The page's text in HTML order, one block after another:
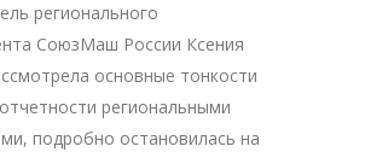
регионального
СоюзМаш России Ксения
основные тонкости
региональными
подробно остановилась на